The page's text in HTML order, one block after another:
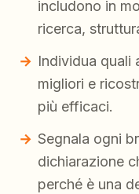
includono in
ricerca,
Individua quali
migliori e
più efficaci.
Segnala ogni
dichiarazione
perché è una